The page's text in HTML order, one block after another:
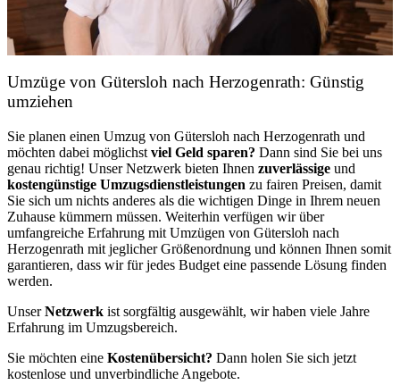
Umzüge von Gütersloh nach Herzogenrath: Günstig
umziehen
Sie planen einen Umzug von Gütersloh nach Herzogenrath und
möchten dabei möglichst viel Geld sparen? Dann sind Sie bei uns
genau richtig! Unser Netzwerk bieten Ihnen zuverlässige und
kostengünstige Umzugsdienstleistungen zu fairen Preisen, damit
Sie sich um nichts anderes als die wichtigen Dinge in Ihrem neuen
Zuhause kümmern müssen. Weiterhin verfügen wir über
umfangreiche Erfahrung mit Umzügen von Gütersloh nach
Herzogenrath mit jeglicher Größenordnung und können Ihnen somit
garantieren, dass wir für jedes Budget eine passende Lösung finden
werden.
UnserNetzwerk ist sorgfältig ausgewählt, wir haben viele Jahre
Erfahrung im Umzugsbereich.
Sie möchten eine Kostenübersicht? Dann holen Sie sich jetzt
kostenlose und unverbindliche Angebote.